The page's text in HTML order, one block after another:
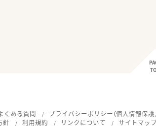
くある質問
プライバシーポリシー（個人情報保護
針 利用規約 リンクについて
サイトマッ